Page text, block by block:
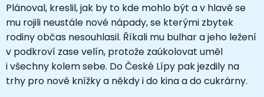
Plánoval, kreslil, jak by to kde mohlo být a v hlavě se
mu rojili neustále nové nápady, se kterými zbytek
rodiny občas nesouhlasil. Říkali mu bulhar a jeho ležení
v podkroví zase velín, protože zaúkolovat uměl
i všechny kolem sebe. Do České Lípy pak jezdily na
trhy pro nové knížky a někdy i do kina a do cukrárny.